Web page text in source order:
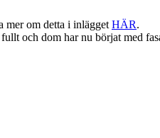
mer om detta i inlägget HÄR.
och dom har nu börjat med